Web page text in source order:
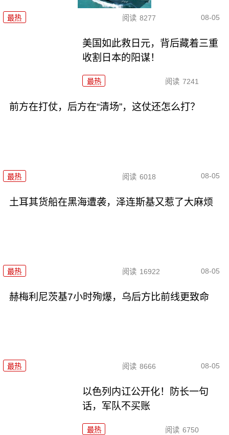
最热 阅读 8277 08-05
美国如此救日元，背后藏着三重
收割日本的阳谋！
最热 阅读 7241
前方在打仗，后方在“清场”，这仗还怎么打？
最热 阅读 6018 08-05
土耳其货船在黑海遭袭，泽连斯基又惹了大麻烦
最热 阅读 16922 08-05
赫梅利尼茨基7小时殉爆，乌后方比前线更致命
最热 阅读 8666 08-05
以色列内讧公开化！防长一句
话，军队不买账
最热 阅读 6750